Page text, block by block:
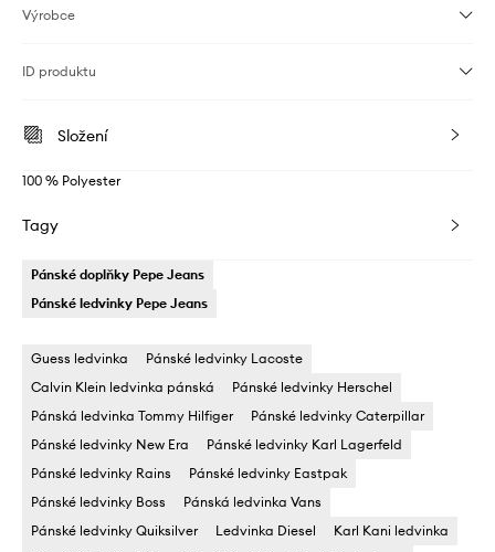
Výrobce
ID produktu
Složení
100 % Polyester
Tagy
Pánské doplňky Pepe Jeans
Pánské ledvinky Pepe Jeans
Guess ledvinka
Pánské ledvinky Lacoste
Calvin Klein ledvinka pánská
Pánské ledvinky Herschel
Pánská ledvinka Tommy Hilfiger
Pánské ledvinky Caterpillar
Pánské ledvinky New Era
Pánské ledvinky Karl Lagerfeld
Pánské ledvinky Rains
Pánské ledvinky Eastpak
Pánské ledvinky Boss
Pánská ledvinka Vans
Pánské ledvinky Quiksilver
Ledvinka Diesel
Karl Kani ledvinka